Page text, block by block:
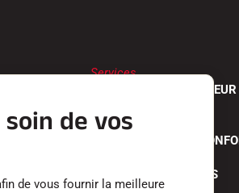
Services
TROUVER UN REVENDEUR
LES CATALOGUES
DÉCLARATIONS DE
FOIRE AUX QUESTIONS
de vos
de vous fournir la meilleure